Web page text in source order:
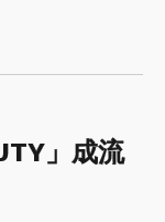
」成流